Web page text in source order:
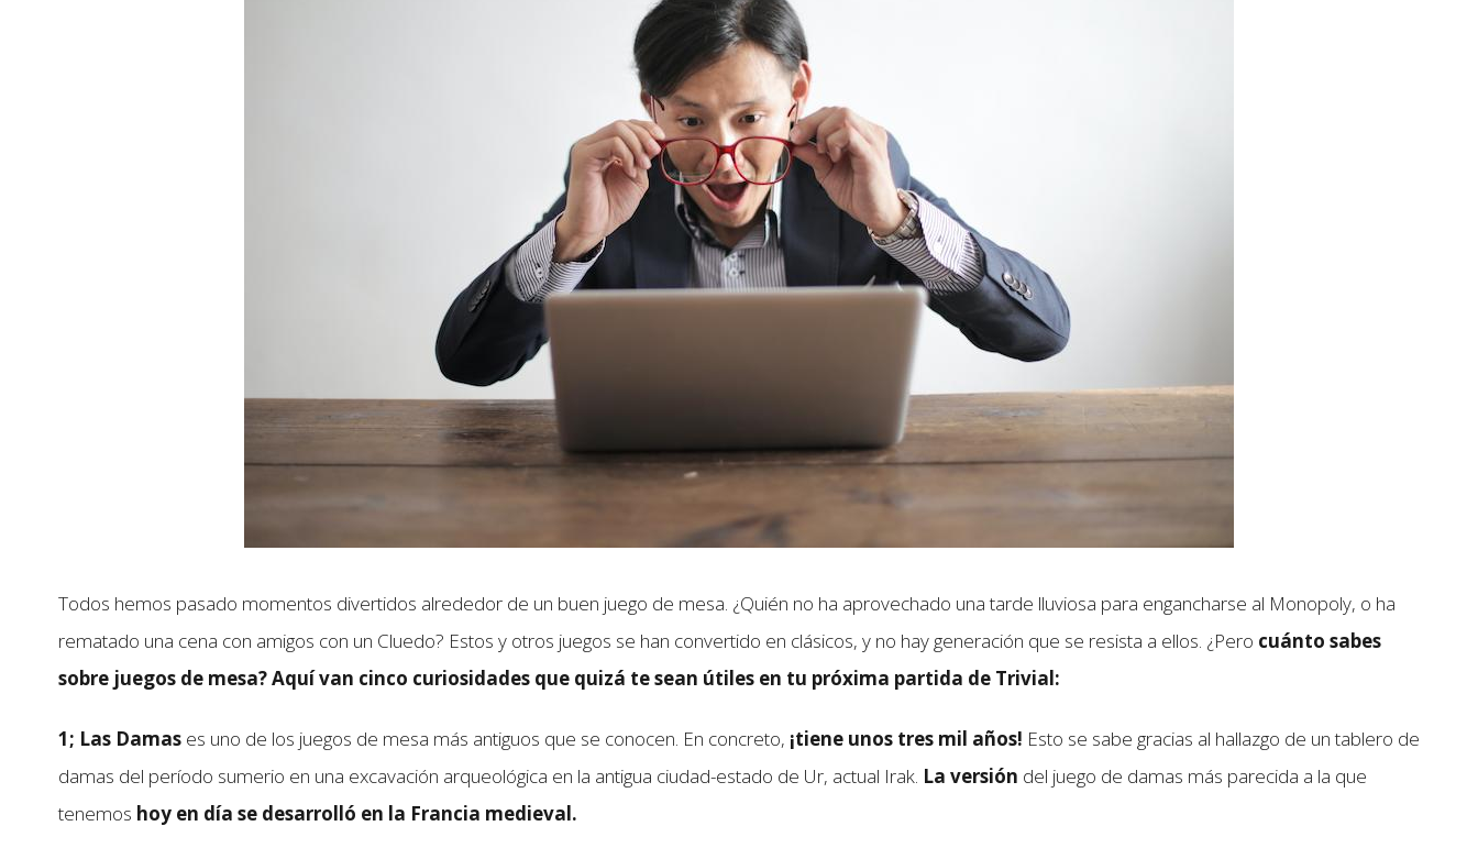
Todos hemos pasado momentos divertidos alrededor de un buen juego de mesa. ¿Quién no ha aprovechado una tarde lluviosa para engancharse al Monopoly, o ha
rematado una cena con amigos con un Cluedo? Estos y otros juegos se han convertido en clásicos, y no hay generación que se resista a ellos. ¿Pero cuánto sabes
sobre juegos de mesa? Aquí van cinco curiosidades que quizá te sean útiles en tu próxima partida de Trivial:
1; Las Damas es uno de los juegos de mesa más antiguos que se conocen. En concreto, ¡tiene unos tres mil años! Esto se sabe gracias al hallazgo de un tablero de
damas del período sumerio en una excavación arqueológica en la antigua ciudad-estado de Ur, actual Irak. La versión del juego de damas más parecida a la que
tenemos hoy en día se desarrolló en la Francia medieval.